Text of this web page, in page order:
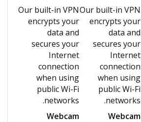
Our built-in VPN
encrypts your
data and
secures your
Internet
connection
when using
public Wi-Fi
networks.
Webcam
Our built-in VPN
encrypts your
data and
secures your
Internet
connection
when using
public Wi-Fi
networks.
Webcam